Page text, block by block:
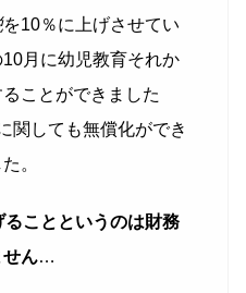
を10％に上げさせてい
月に幼児教育それか
ことができました
関しても無償化ができ
。
ことというのは財務
ん…